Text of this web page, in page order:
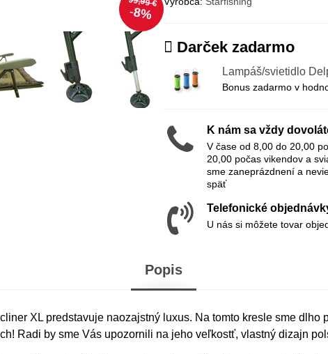
8%
Darček zadarmo
Lampáš/svietidlo
Bonus zadarmo v
K nám sa vždy
V čase od 8,00 do 20,00
20,00 počas vikendov a
sme zaneprázdnení a
späť
Telefonické
U nás si môžete tovar
Popis
XL predstavuje naozajstný luxus. Na tomto kresle sme dlho
Radi by sme Vás upozornili na jeho veľkostť, vlastný dizajn